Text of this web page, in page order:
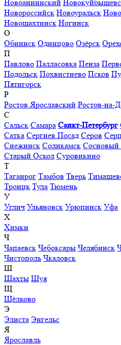
Новоаннинский
Новороссийск Новоуральск
Новошахтинск Ногинск
О
Обнинск Одинцово Озёрск
П
Павлово Палласовка Пенза
Подольск Похвистнево Псков
Пятигорск
Р
Ростов Ярославский Ростов-на-
С
Сальск Самара Санкт-Петербург
Сатка Сергиев Посад Серов
Снежинск Соликамск Сосновый
Старый Оскол Суровикино
Т
Таганрог Тамбов Тверь
Троицк Тула Тюмень
У
Углич Ульяновск Урюпинск Уфа
Х
Химки
Ч
Чапаевск Чебоксары Челябинск
Чистополь Чкаловск
Ш
Шахты Шуя
Щ
Щёлково
Э
Элиста Энгельс
Я
Ярославль